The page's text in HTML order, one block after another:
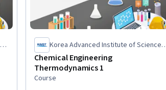
Korea Advanced Institute of Science
and Technology(KAIST)
Chemical Engineering
Thermodynamics 1
Course